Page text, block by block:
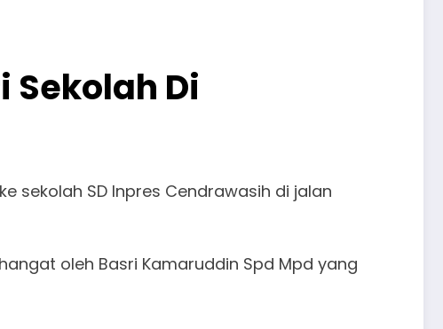
Di
sekolah SD Inpres Cendrawasih di jalan
oleh Basri Kamaruddin Spd Mpd yang